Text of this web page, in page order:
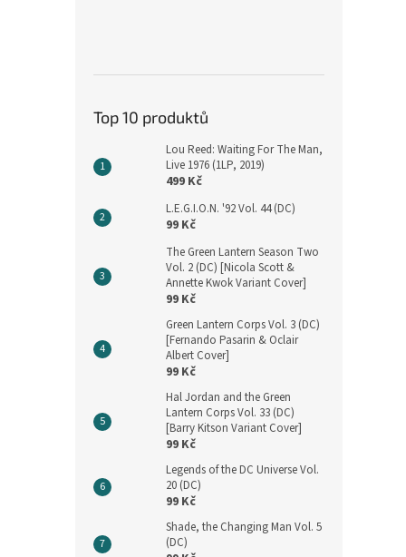
Top 10 produktů
Lou Reed: Waiting For The Man,
Live 1976 (1LP, 2019)
499 Kč
L.E.G.I.O.N. '92 Vol. 44 (DC)
99 Kč
The Green Lantern Season Two
Vol. 2 (DC) [Nicola Scott &
Annette Kwok Variant Cover]
99 Kč
Green Lantern Corps Vol. 3 (DC)
[Fernando Pasarin & Oclair
Albert Cover]
99 Kč
Hal Jordan and the Green
Lantern Corps Vol. 33 (DC)
[Barry Kitson Variant Cover]
99 Kč
Legends of the DC Universe Vol.
20 (DC)
99 Kč
Shade, the Changing Man Vol. 5
(DC)